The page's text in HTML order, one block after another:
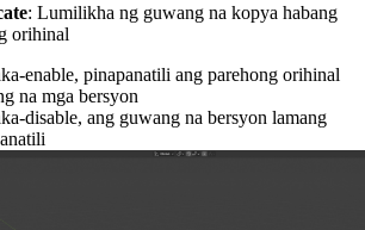
: Lumilikha ng guwang na kopya habang
orihinal
enable, pinapanatili ang parehong orihinal
na mga bersyon
disable, ang guwang na bersyon lamang